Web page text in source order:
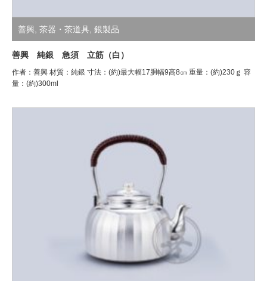
善興 茶器・茶道具 銀製品
善興 純銀 急須 立筋（白）
作者：善興 材質：純銀 寸法：(約)最大幅17胴幅9高8㎝ 重量：(約)230ｇ 容
量：(約)300ml